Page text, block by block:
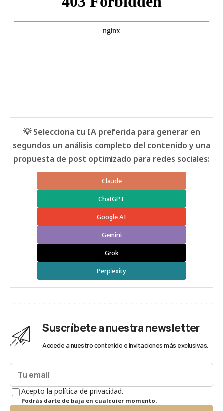
💡 Selecciona tu IA preferida para generar en
segundos un análisis completo del contenido y una
propuesta de post optimizado para redes sociales:
Claude
ChatGPT
Google AI
Gemini
Grok
Perplexity
Suscríbete a nuestra newsletter
Accede a nuestro contenido e invitaciones más exclusivas.
Acepto la política de privacidad.
Podrás darte de baja en cualquier momento.